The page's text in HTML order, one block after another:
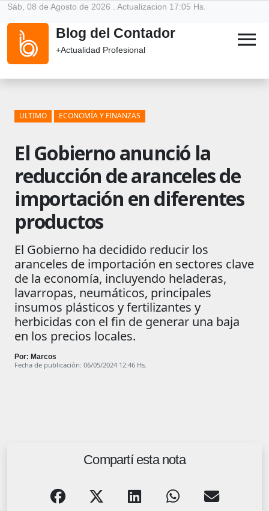
Sáb, 08 de Agosto de 2026 . Actualizacion 17:05 Hs.
Blog del Contador
+Actualidad Profesional menu
ULTIMO ECONOMÍA Y FINANZAS
El Gobierno anunció la
reducción de aranceles de
importación en diferentes
productos
El Gobierno ha decidido reducir los
aranceles de importación en sectores clave
de la economía, incluyendo heladeras,
lavarropas, neumáticos, principales
insumos plásticos y fertilizantes y
herbicidas con el fin de generar una baja
en los precios locales.
Por: Marcos
Fecha de publicación: 06/05/2024 12:46 Hs.
Compartí esta nota